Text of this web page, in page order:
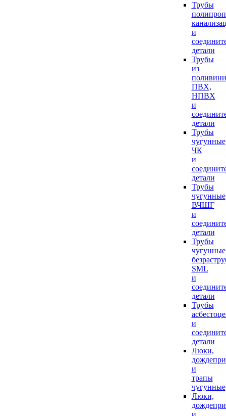
Трубы
и
детали
Трубы
из
ПВХ,
НПВХ
и
детали
Трубы
чугунные
ЧК
и
детали
Трубы
чугунные
ВЧШГ
и
детали
Трубы
чугунные
SML
и
детали
Трубы
и
детали
Люки,
и
трапы
чугунные
Люки,
и